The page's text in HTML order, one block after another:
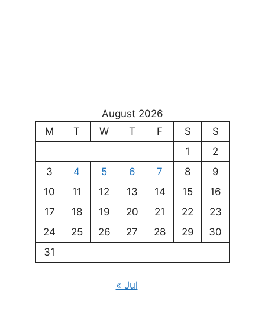
August 2026
M
T W T F S
S
1
2
3
4 5 6 7 8
9
10
11 12 13 14 15
16
17
18 19 20 21 22
23
24
25 26 27 28 29
30
31
« Jul